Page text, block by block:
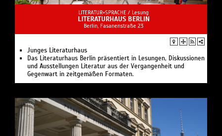
Die ersten 50. Jahrgänge der seit 1965
herausgegebenen Halbjahrsschrift »Fontane Blätter«
sind in Kooperation mit der Universitätsbibliothek
-> www.fontanearchiv.de/bestaende-
sammlungen/digitale-sammlungen-kataloge/fontane-
blaetter
LITERATUR+SPRACHE / Lesung
LITERATURHAUS BERLIN
Berlin, Fasanenstraße 23
Junges Literaturhaus
Das Literaturhaus Berlin präsentiert in Lesungen, Diskussionen
und Ausstellungen Literatur aus der Vergangenheit und
Gegenwart in zeitgemäßen Formaten.